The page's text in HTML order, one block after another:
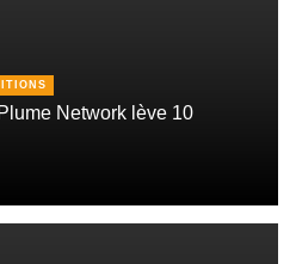
Network lève 10